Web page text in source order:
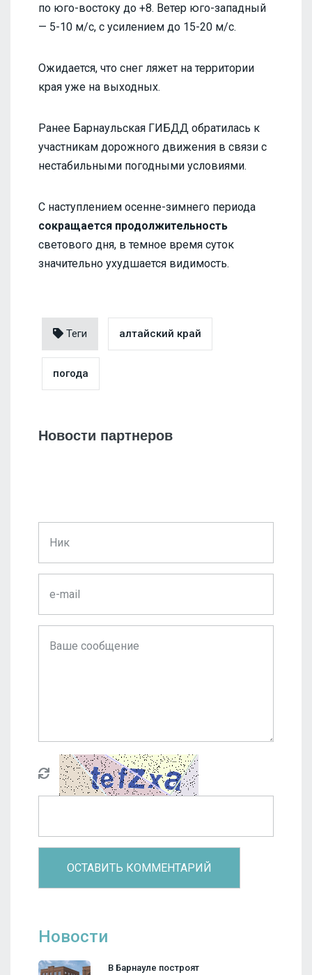
по юго-востоку до +8. Ветер юго-западный
— 5-10 м/с, с усилением до 15-20 м/с.
Ожидается, что снег ляжет на территории
края уже на выходных.
Ранее Барнаульская ГИБДД обратилась к
участникам дорожного движения в связи с
нестабильными погодными условиями.
С наступлением осенне-зимнего периода
сокращается продолжительность
светового дня, в темное время суток
значительно ухудшается видимость.
Теги алтайский край
погода
Новости партнеров
Новости
В Барнауле построят